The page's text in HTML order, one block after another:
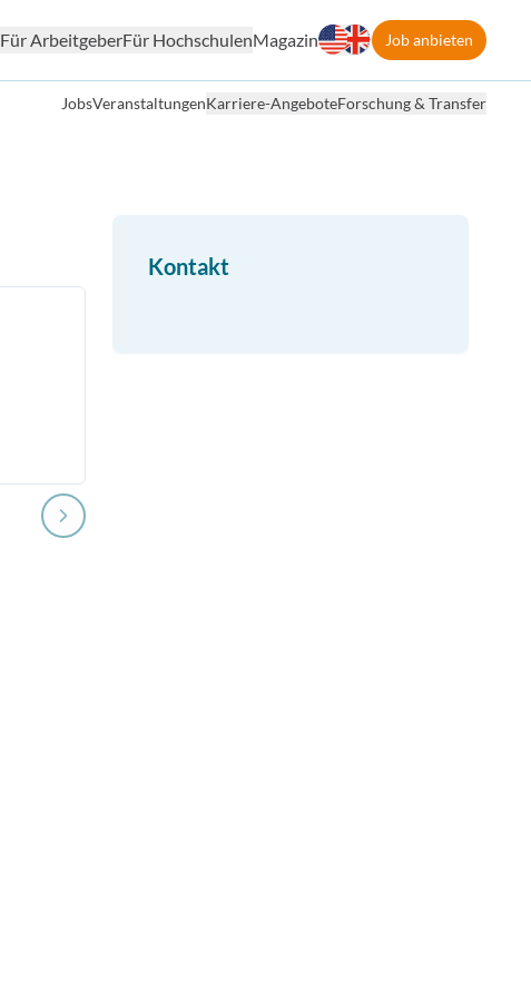
Für ArbeitgeberFür HochschulenMagazin Job anbieten
JobsVeranstaltungenKarriere-AngeboteForschung & Transfer
Kontakt